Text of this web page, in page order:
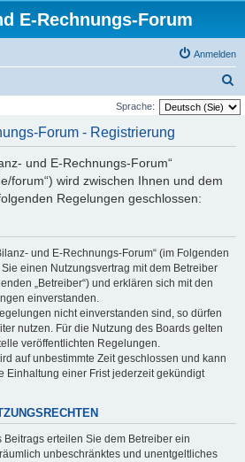
E-Rechnungs-Forum
Anmelden
u
Sprache:
Forum - Registrierung
und E-Rechnungs-Forum“
forum“) wird zwischen Ihnen und dem
Regelungen geschlossen:
und E-Rechnungs-Forum“ (im Folgenden
Sie einen Nutzungsvertrag mit dem Betreiber
„Betreiber“) und erklären sich mit den
einverstanden.
nicht einverstanden sind, so dürfen
nutzen. Für die Nutzung des Boards gelten
veröffentlichten Regelungen.
auf unbestimmte Zeit geschlossen und kann
Einhaltung einer Frist jederzeit gekündigt
Beitrags erteilen Sie dem Betreiber ein
unbeschränktes und unentgeltliches